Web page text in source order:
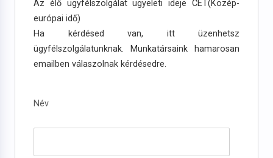
Az élő ügyfélszolgálat ügyeleti ideje CET(Közép-
európai idő)
Ha kérdésed van, itt üzenhetsz
ügyfélszolgálatunknak. Munkatársaink hamarosan
emailben válaszolnak kérdésedre.
Név